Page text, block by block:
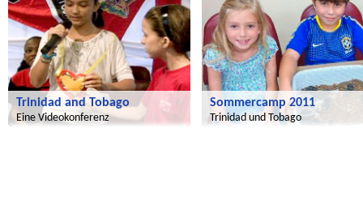
Trinidad and Tobago
Eine Videokonferenz
Sommercamp 2011
Trinidad und Tobago